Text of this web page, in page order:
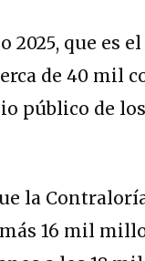
2025, que es
de 40 mil
público de
la
16 mil